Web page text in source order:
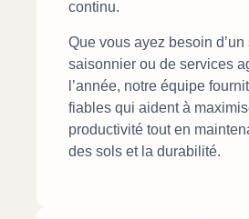
continu.
Que vous ayez besoin d’un
saisonnier ou de services
l’année, notre équipe
fiables qui aident à
productivité tout en
des sols et la durabilité.